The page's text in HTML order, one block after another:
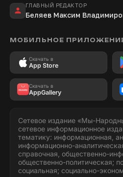
ГЛАВНЫЙ РЕДАКТОР
Беляев Максим
МОБИЛЬНОЕ
Скачать в
App Store
Скачать в
AppGallery
Сетевое издание «Мы-
сетевое информационное
тематику: информационная,
информационно-
справочная, общественно-
общественно-политическая;
социальная; социально-